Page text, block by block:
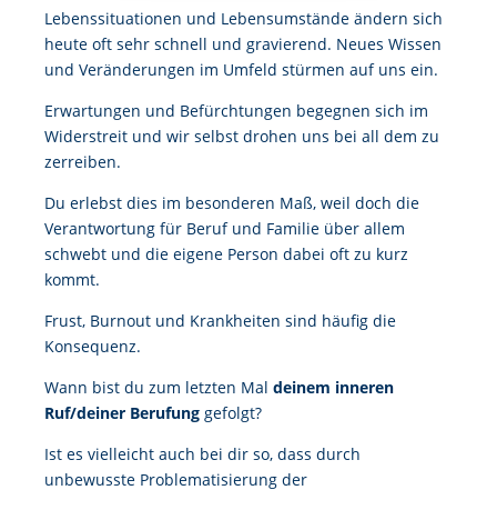
Lebenssituationen und Lebensumstände ändern sich
heute oft sehr schnell und gravierend. Neues Wissen
und Veränderungen im Umfeld stürmen auf uns ein.
Erwartungen und Befürchtungen begegnen sich im
Widerstreit und wir selbst drohen uns bei all dem zu
zerreiben.
Du erlebst dies im besonderen Maß, weil doch die
Verantwortung für Beruf und Familie über allem
schwebt und die eigene Person dabei oft zu kurz
kommt.
Frust, Burnout und Krankheiten sind häufig die
Konsequenz.
Wann bist du zum letzten Mal deinem inneren
Ruf/deiner Berufung gefolgt?
Ist es vielleicht auch bei dir so, dass durch
unbewusste Problematisierung der